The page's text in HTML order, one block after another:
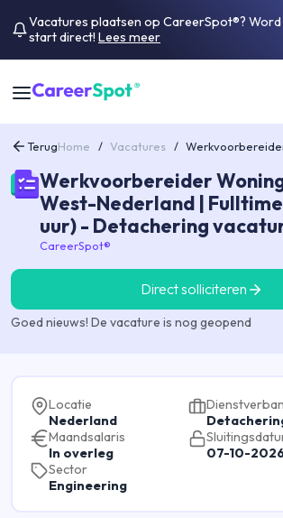
Vacatures plaatsen op CareerSpot®?
start direct! Lees meer
TerugHome / Vacatures /
Werkvoorbereider
West-Nederland |
uur) - Detachering
CareerSpot®
Direct solliciteren
Goed nieuws! De vacature is nog geopend
Locatie
Nederland
Maandsalaris
In overleg
07-10-
Sector
Engineering